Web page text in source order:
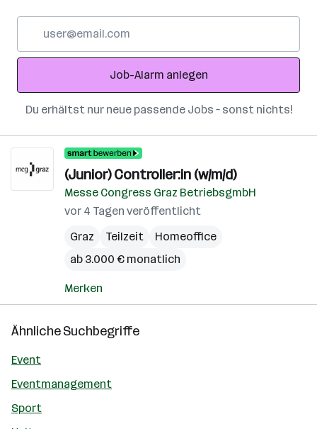
Adresse
Job-Alarm anlegen
Du erhältst nur neue passende Jobs – sonst nichts!
(Junior) Controller:in (w/m/d)
Messe Congress Graz BetriebsgmbH
vor 4 Tagen veröffentlicht
Graz
Teilzeit
Homeoffice
ab 3.000 € monatlich
Merken
Ähnliche Suchbegriffe
Event
Eventmanagement
Sport